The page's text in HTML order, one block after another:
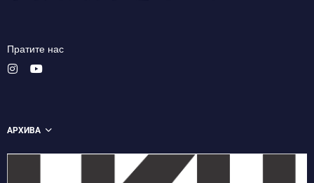
Пратите нас
АРХИВА